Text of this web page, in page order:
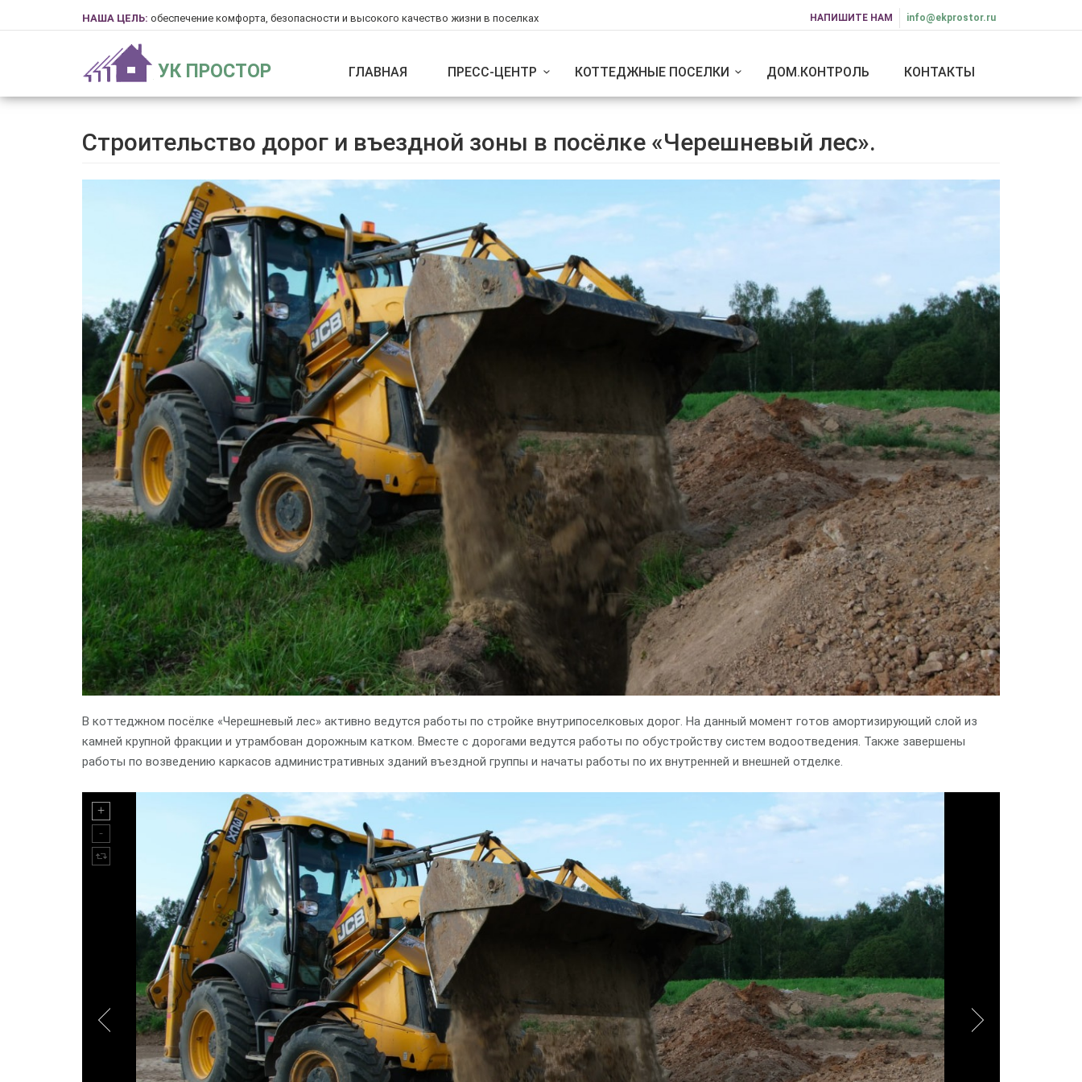
НАША ЦЕЛЬ: обеспечение комфорта, безопасности и высокого качество жизни в поселках НАПИШИТЕ НАМ info@ekprostor.ru
УК ПРОСТОР ГЛАВНАЯ ПРЕСС-ЦЕНТР КОТТЕДЖНЫЕ ПОСЕЛКИ ДОМ.КОНТРОЛЬ КОНТАКТЫ
Строительство дорог и въездной зоны в посёлке «Черешневый лес».
В коттеджном посёлке «Черешневый лес» активно ведутся работы по стройке внутрипоселковых дорог. На данный момент готов амортизирующий слой из
камней крупной фракции и утрамбован дорожным катком. Вместе с дорогами ведутся работы по обустройству систем водоотведения. Также завершены
работы по возведению каркасов административных зданий въездной группы и начаты работы по их внутренней и внешней отделке.